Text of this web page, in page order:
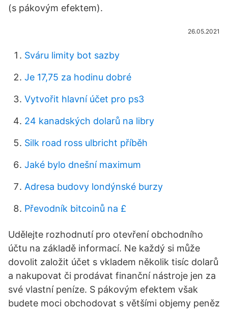
(s pákovým efektem).
26.05.2021
Sváru limity bot sazby
Je 17,75 za hodinu dobré
Vytvořit hlavní účet pro ps3
24 kanadských dolarů na libry
Silk road ross ulbricht příběh
Jaké bylo dnešní maximum
Adresa budovy londýnské burzy
Převodník bitcoinů na £
️Udělejte rozhodnutí pro otevření obchodního
účtu na základě informací. Ne každý si může
dovolit založit účet s vkladem několik tisíc dolarů
a nakupovat či prodávat finanční nástroje jen za
své vlastní peníze. S pákovým efektem však
budete moci obchodovat s většími objemy peněz